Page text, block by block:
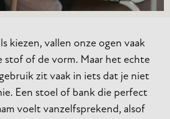
kiezen, vallen onze ogen vaak
stof of de vorm. Maar het echte
zit vaak in iets dat je niet
Een stoel of bank die perfect
voelt vanzelfsprekend, alsof